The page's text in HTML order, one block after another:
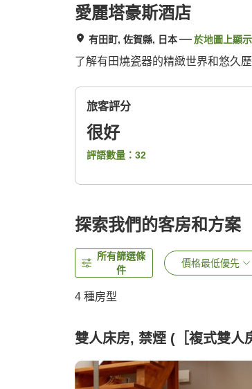
愛麗塔豪斯酒店
有田町, 佐賀縣, 日本 於地圖上顯示
了解有田燒瓷器的精緻世界和悠久
旅客評分
很好
評語數量： 32
探索我們的客房和方案
所有篩選條
件
價格最低優先
4 種房型
雙人床房, 禁煙 (［複式雙人